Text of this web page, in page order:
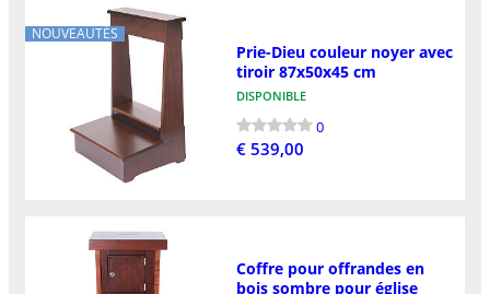
NOUVEAUTÉS
Prie-Dieu couleur noyer avec
tiroir 87x50x45 cm
DISPONIBLE
0
€ 539,00
Coffre pour offrandes en
bois sombre pour église